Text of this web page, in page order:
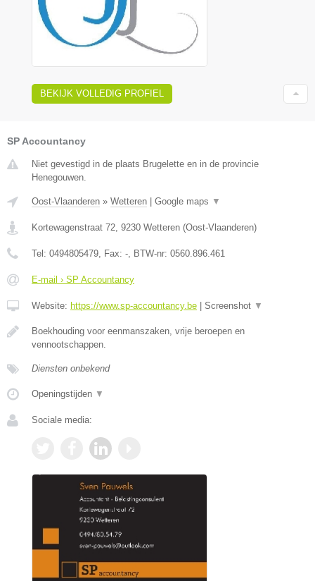
BEKIJK VOLLEDIG PROFIEL
SP Accountancy
Niet gevestigd in de plaats Brugelette en in de provincie
Henegouwen.
Oost-Vlaanderen » Wetteren Google maps ▼
Kortewagenstraat 72 9230 Wetteren (Oost-Vlaanderen)
Tel: 0494805479 , Fax: - , BTW-nr: 0560.896.461
E-mail › SP Accountancy
Website: https://www.sp-accountancy.be Screenshot ▼
Boekhouding voor eenmanszaken, vrije beroepen en
vennootschappen.
Diensten onbekend
Openingstijden ▼
Sociale media: